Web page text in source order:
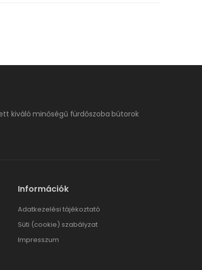
kiváló minőségű fürdőszoba bútorok
Információk
Adatkezelési tájékoztató
Süti (cookie) szabályzat
Impresszum